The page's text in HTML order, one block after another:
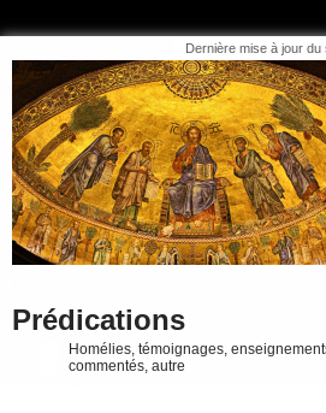
Dernière mise à jour
Prédications
Homélies, témoignages,
commentés, autre